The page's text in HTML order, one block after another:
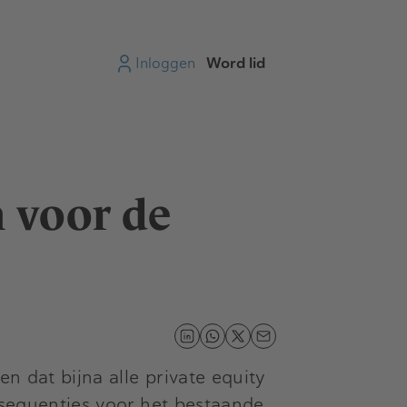
Inloggen Word lid
voor de
dat bijna alle private equity